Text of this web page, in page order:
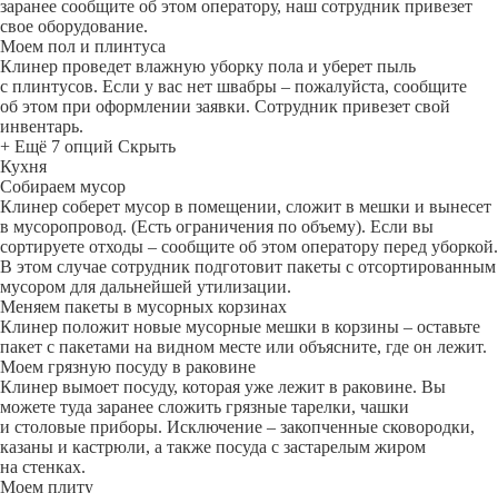
заранее сообщите об этом оператору, наш сотрудник привезет
свое оборудование.
Моем пол и плинтуса
Клинер проведет влажную уборку пола и уберет пыль
с плинтусов. Если у вас нет швабры – пожалуйста, сообщите
об этом при оформлении заявки. Сотрудник привезет свой
инвентарь.
+ Ещё 7 опций Скрыть
Кухня
Собираем мусор
Клинер соберет мусор в помещении, сложит в мешки и вынесет
в мусоропровод. (Есть ограничения по объему). Если вы
сортируете отходы – сообщите об этом оператору перед уборкой.
В этом случае сотрудник подготовит пакеты с отсортированным
мусором для дальнейшей утилизации.
Меняем пакеты в мусорных корзинах
Клинер положит новые мусорные мешки в корзины – оставьте
пакет с пакетами на видном месте или объясните, где он лежит.
Моем грязную посуду в раковине
Клинер вымоет посуду, которая уже лежит в раковине. Вы
можете туда заранее сложить грязные тарелки, чашки
и столовые приборы. Исключение – закопченные сковородки,
казаны и кастрюли, а также посуда с застарелым жиром
на стенках.
Моем плиту